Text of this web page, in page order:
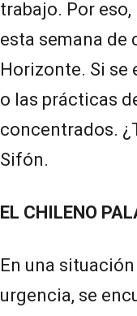
trabajo. Por
esta semana de
Horizonte. Si se
o las prácticas
concentrados.
Sifón.
EL CHILENO
En una
urgencia, se